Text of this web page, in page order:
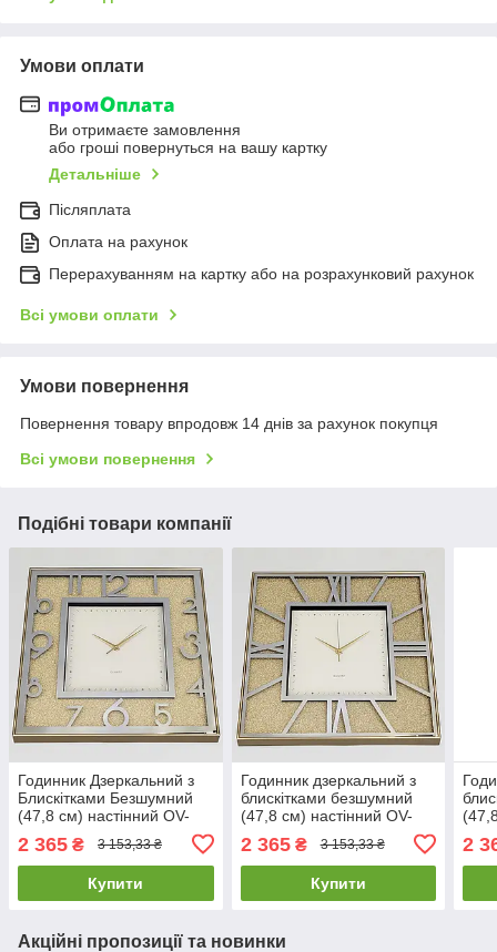
Умови оплати
Ви отримаєте замовлення
або гроші повернуться на вашу картку
Детальніше
Післяплата
Оплата на рахунок
Перерахуванням на картку або на розрахунковий рахунок
Всі умови оплати
Умови повернення
Повернення товару впродовж 14 днів за рахунок покупця
Всі умови повернення
Подібні товари компанії
Годинник Дзеркальний з
Блискітками Безшумний
(47,8 см) настінний OV-
2 365 ₴ 3 153,33 ₴
Купити
Годинник дзеркальний з
блискітками безшумний
(47,8 см) настінний OV-
2 365₴ 3 153,33 ₴
Купити
2
Акційні пропозиції та новинки